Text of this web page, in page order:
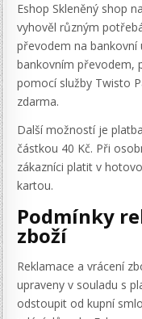
Eshop Skleněný shop
vyhověl různým
převodem na
bankovním převodem,
pomocí služby Twisto
zdarma.
Další možností je
částkou 40 Kč. Při
zákazníci platit v
kartou.
Podmínky
zboží
Reklamace a vrácení
upraveny v souladu s
odstoupit od kupní